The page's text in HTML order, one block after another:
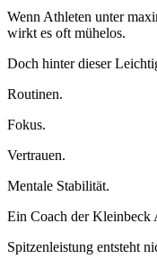
Wenn Athleten unter
wirkt es oft mühelos.
Doch hinter dieser
Routinen.
Fokus.
Vertrauen.
Mentale Stabilität.
Ein Coach der Kleinbeck
Spitzenleistung entsteht